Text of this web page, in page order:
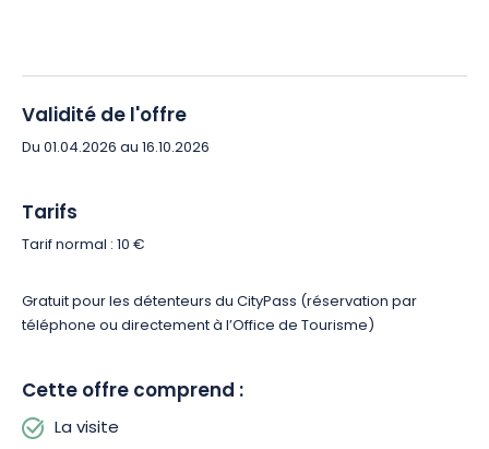
Validité de l'offre
Du 01.04.2026 au 16.10.2026
Tarifs
Tarif normal : 10 €
Gratuit pour les détenteurs du CityPass (réservation par
téléphone ou directement à l’Office de Tourisme)
Cette offre comprend :
La visite